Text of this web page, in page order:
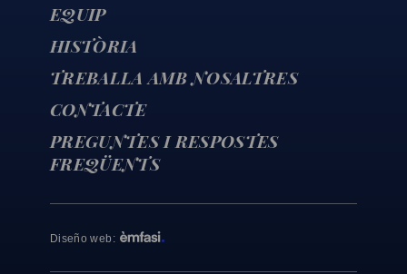
EQUIP
HISTÒRIA
TREBALLA AMB NOSALTRES
CONTACTE
PREGUNTES I RESPOSTES
FREQÜENTS
Diseño web :